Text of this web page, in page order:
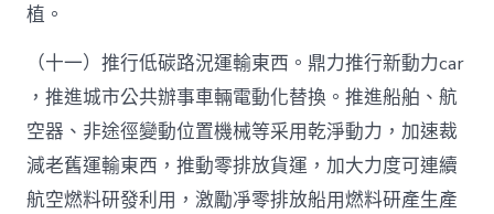
植。
（十一）推行低碳路況運輸東西。鼎力推行新動力car
，推進城市公共辦事車輛電動化替換。推進船舶、航
空器、非途徑變動位置機械等采用乾淨動力，加速裁
減老舊運輸東西，推動零排放貨運，加大力度可連續
航空燃料研發利用，激勵凈零排放船用燃料研產生產